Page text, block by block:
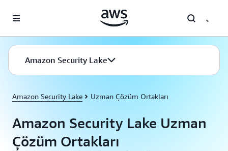
Amazon Security Lake
Amazon Security Lake Uzman Çözüm Ortakları
Amazon Security Lake Uzman
Çözüm Ortakları